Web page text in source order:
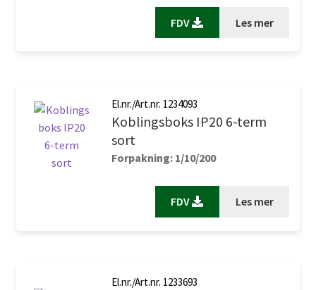
FDV Les mer
El.nr./Art.nr. 1234093
Koblingsboks IP20 6-term
sort
Forpakning: 1/10/200
FDV Les mer
El.nr./Art.nr. 1233693